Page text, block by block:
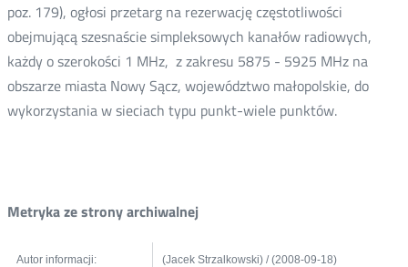
poz. 179), ogłosi przetarg na rezerwację częstotliwości
obejmującą szesnaście simpleksowych kanałów radiowych,
każdy o szerokości 1 MHz, z zakresu 5875 - 5925 MHz na
obszarze miasta Nowy Sącz, województwo małopolskie, do
wykorzystania w sieciach typu punkt-wiele punktów.
Metryka ze strony archiwalnej
Autor informacji: (Jacek Strzalkowski) / (2008-09-18)